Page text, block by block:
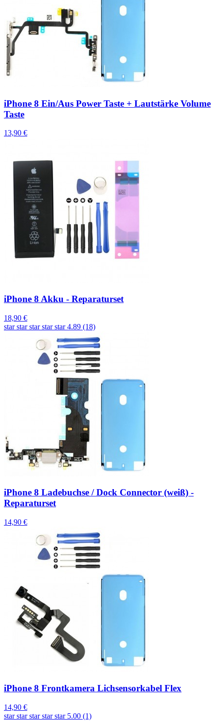
iPhone 8 Ein/Aus Power Taste + Lautstärke Volume
Taste
13,90 €
iPhone 8 Akku - Reparaturset
18,90 €
star star star star star 4.89 (18)
iPhone 8 Ladebuchse / Dock Connector (weiß) -
Reparaturset
14,90 €
iPhone 8 Frontkamera Lichsensorkabel Flex
14,90 €
star star star star star 5.00 (1)